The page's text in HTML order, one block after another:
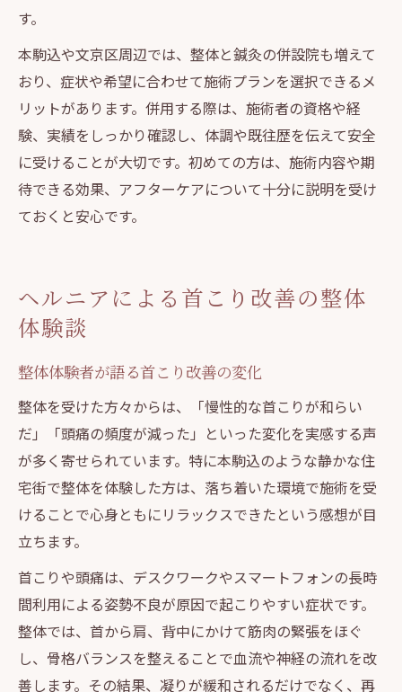
す。
本駒込や文京区周辺では、整体と鍼灸の併設院も増えて
おり、症状や希望に合わせて施術プランを選択できるメ
リットがあります。併用する際は、施術者の資格や経
験、実績をしっかり確認し、体調や既往歴を伝えて安全
に受けることが大切です。初めての方は、施術内容や期
待できる効果、アフターケアについて十分に説明を受け
ておくと安心です。
ヘルニアによる首こり改善の整体
体験談
整体体験者が語る首こり改善の変化
整体を受けた方々からは、「慢性的な首こりが和らい
だ」「頭痛の頻度が減った」といった変化を実感する声
が多く寄せられています。特に本駒込のような静かな住
宅街で整体を体験した方は、落ち着いた環境で施術を受
けることで心身ともにリラックスできたという感想が目
立ちます。
首こりや頭痛は、デスクワークやスマートフォンの長時
間利用による姿勢不良が原因で起こりやすい症状です。
整体では、首から肩、背中にかけて筋肉の緊張をほぐ
し、骨格バランスを整えることで血流や神経の流れを改
善します。その結果、凝りが緩和されるだけでなく、再